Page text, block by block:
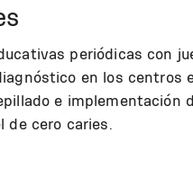
periódicas con
en los centros
e implementación
de cero caries.